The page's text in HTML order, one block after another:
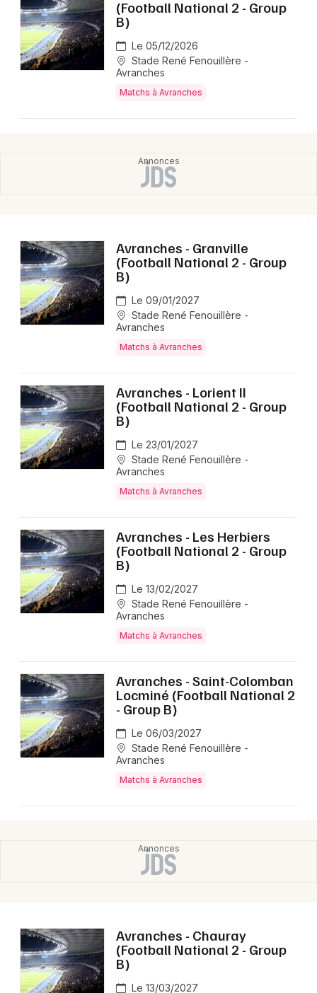
Choisir mes départements
Je m'abonne
(Football National 2 - Group
B)
Le 05/12/2026
Stade René Fenouillère -
Avranches
Matchs à Avranches
Avranches - Granville
(Football National 2 - Group
B)
Le 09/01/2027
Stade René Fenouillère -
Avranches
Matchs à Avranches
Avranches - Lorient II
(Football National 2 - Group
B)
Le 23/01/2027
Stade René Fenouillère -
Avranches
Matchs à Avranches
Avranches - Les Herbiers
(Football National 2 - Group
B)
Le 13/02/2027
Stade René Fenouillère -
Avranches
Matchs à Avranches
Avranches - Saint-Colomban
Locminé (Football National 2
- Group B)
Le 06/03/2027
Stade René Fenouillère -
Avranches
Matchs à Avranches
Avranches - Chauray
(Football National 2 - Group
B)
Le 13/03/2027